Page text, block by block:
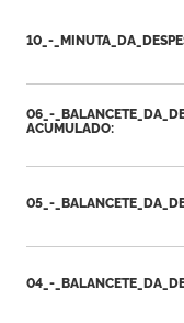
10_-
06_-
ACUMULADO:
05_-
04_-